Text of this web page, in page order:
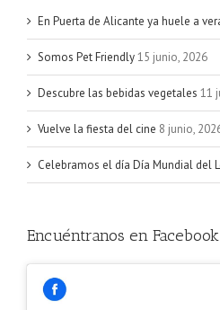
En Puerta de Alicante ya huele a
Somos Pet Friendly15 junio, 2026
Descubre las bebidas vegetales 11
Vuelve la fiesta del cine 8 junio,
Celebramos el día Día Mundial del
Encuéntranos en Facebook